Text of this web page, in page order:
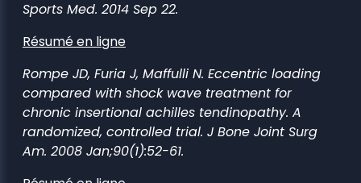
Sports Med. 2014 Sep 22.
Résumé en ligne
Rompe JD, Furia J, Maffulli N. Eccentric loading
compared with shock wave treatment for
chronic insertional achilles tendinopathy. A
randomized, controlled trial. J Bone Joint Surg
Am. 2008 Jan;90(1):52-61.